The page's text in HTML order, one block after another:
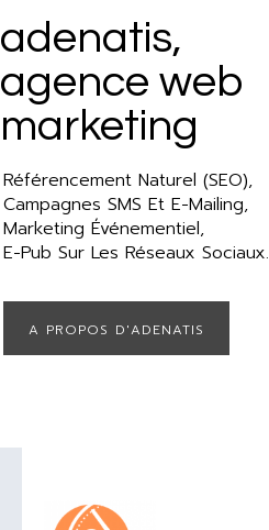
adenatis,
agence web
marketing
Référencement Naturel (SEO),
Campagnes SMS Et E-Mailing,
Marketing Événementiel,
E-Pub Sur Les Réseaux Sociaux.
A PROPOS D'ADENATIS